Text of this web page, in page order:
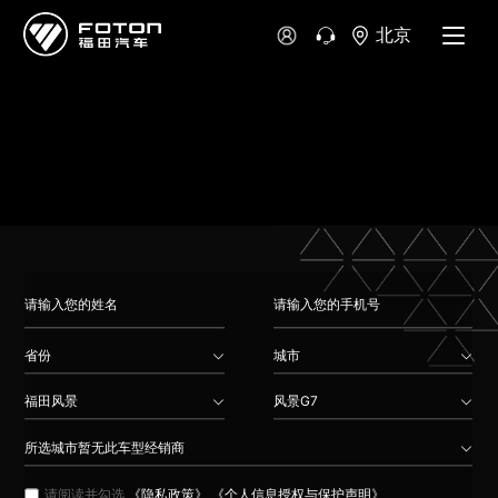
北京
大洋洲
省份 城市
福田风景 风景G7
所选城市暂无此车型经销商
请阅读并勾选 《隐私政策》 《个人信息授权与保护声明》